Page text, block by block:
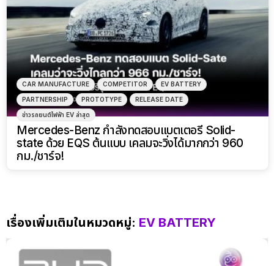
CAR MANUFACTURE COMPETITOR EV BATTERY
PARTNERSHIP PROTOTYPE RELEASE DATE
ข่าวรถยนต์ไฟฟ้า EV ล่าสุด
Mercedes-Benz กำลังทดสอบแบตเตอรี่ Solid-
state ด้วย EQS ต้นแบบ เคลมจะวิ่งได้มากกว่า 960
กม./ชาร์จ!
เรื่องเพิ่มเติมในหมวดหมู่: EV BATTERY